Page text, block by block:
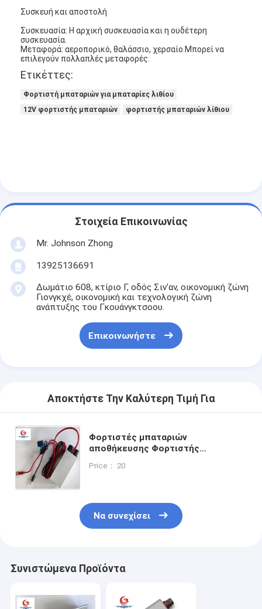
Συσκευή και αποστολή
Συσκευασία: Η αρχική συσκευασία και η ουδέτερη
συσκευασία.
Μεταφορά: αεροπορικό, θαλάσσιο, χερσαίο.Μπορεί να
επιλεγούν πολλαπλές μεταφορές.
Ετικέττες:
Φορτιστή μπαταριών για μπαταρίες λιθίου
12V φορτιστής μπαταριών
φορτιστής μπαταριών λίθιου
Στοιχεία Επικοινωνίας
Mr. Johnson Zhong
13925136691
Δωμάτιο 608, κτίριο Γ, οδός Σιν'αν, οικονομική ζώνη
Γιονγκχέ, οικονομική και τεχνολογική ζώνη
ανάπτυξης του Γκουάνγκτσοου.
Επικοινωνήστε
Αποκτήστε Την Καλύτερη Τιμή Για
Φορτιστές μπαταριών
αποθήκευσης Φορτιστής
φορτιστής μπαταρίας Είσοδος 110-
Price： 20
Να συνεχίσει
Συνιστώμενα Προϊόντα